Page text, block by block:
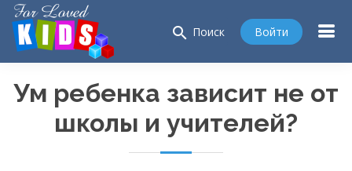
search Поиск Войти
Ум ребенка зависит не от
школы и учителей?